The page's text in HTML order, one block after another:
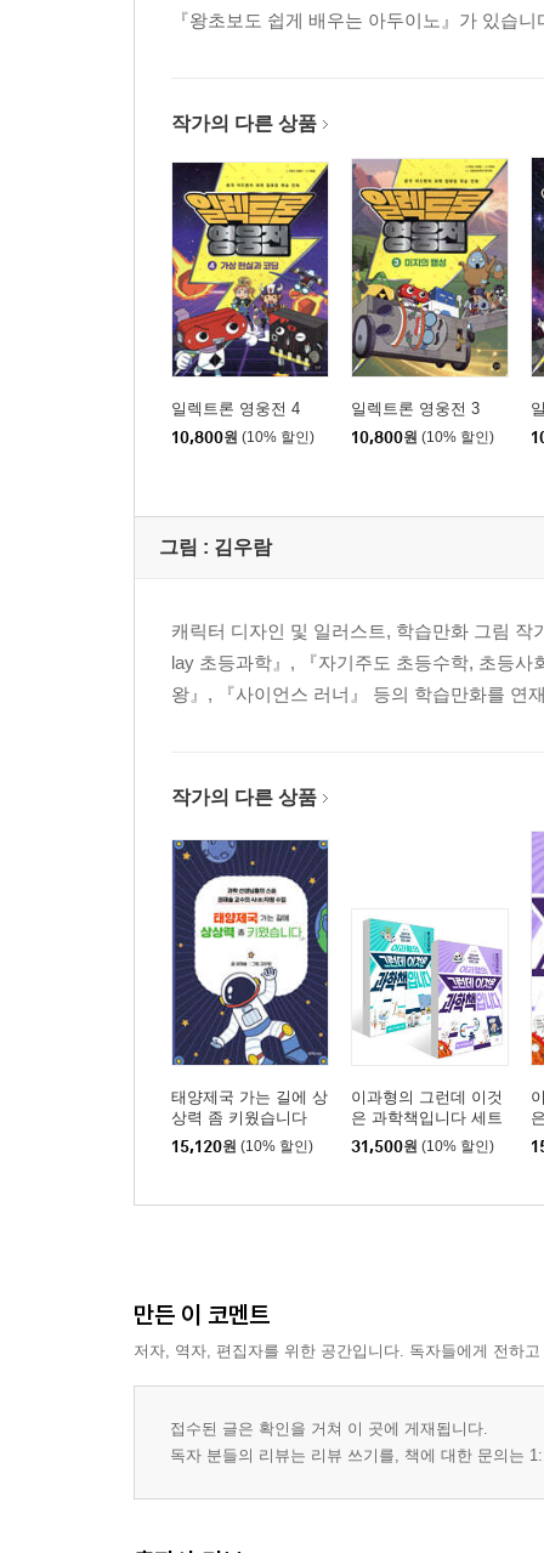
『왕초보도 쉽게 배우는 아두이노』가 있습니
작가의 다른 상품
일렉트론 영웅전 4
10,800원 (10% 할인)
일렉트론 영웅전 3
10,800원 (10% 할인)
그림 : 김우람
캐릭터 디자인 및 일러스트, 학습만화 그림
lay 초등과학』, 『자기주도 초등수학, 초등
왕』, 『사이언스 러너』 등의 학습만화를 연
작가의 다른 상품
태양제국 가는 길에 상
상력 좀 키웠습니다
15,120원 (10% 할인)
이과형의 그런데 이것
은 과학책입니다 세트
31,500원 (10% 할인)
만든 이 코멘트
저자, 역자, 편집자를 위한 공간입니다. 독자들에게 전하
접수된 글은 확인을 거쳐 이 곳에 게재됩니다.
독자 분들의 리뷰는 리뷰 쓰기를, 책에 대한 문의는